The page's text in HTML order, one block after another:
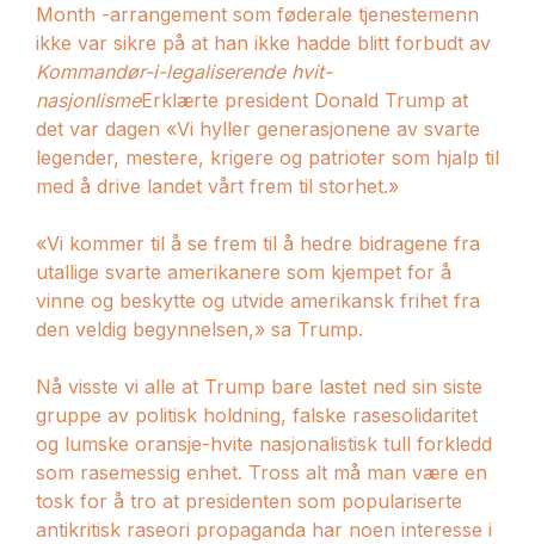
Month -arrangement som føderale tjenestemenn
ikke var sikre på at han ikke hadde blitt forbudt av
Kommandør-i-legaliserende hvit-
nasjonlismeErklærte president Donald Trump at
det var dagen «Vi hyller generasjonene av svarte
legender, mestere, krigere og patrioter som hjalp til
med å drive landet vårt frem til storhet.»
«Vi kommer til å se frem til å hedre bidragene fra
utallige svarte amerikanere som kjempet for å
vinne og beskytte og utvide amerikansk frihet fra
den veldig begynnelsen,» sa Trump.
Nå visste vi alle at Trump bare lastet ned sin siste
gruppe av politisk holdning, falske rasesolidaritet
og lumske oransje-hvite nasjonalistisk tull forkledd
som rasemessig enhet. Tross alt må man være en
tosk for å tro at presidenten som populariserte
antikritisk raseori propaganda har noen interesse i